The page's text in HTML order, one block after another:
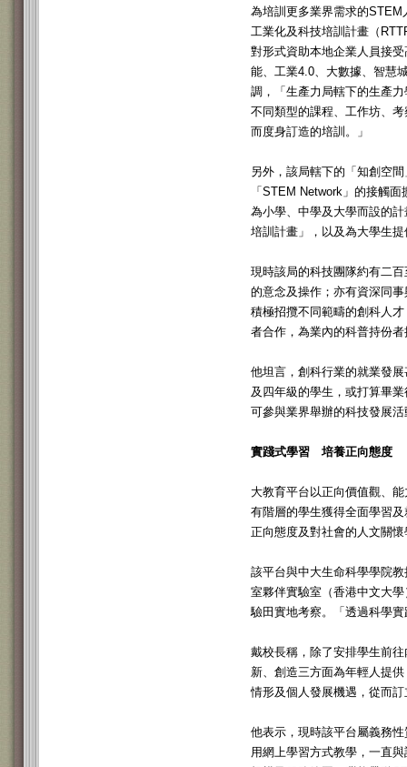
為培訓更多業界需求的
工業化及科技培訓計畫（
對形式資助本地企業人員接
能、工業4.0、大數據、智慧
調，「生產力局轄下的生產
不同類型的課程、工作坊、
而度身訂造的培訓。」
另外，該局轄下的「知創空
「STEM Network」的接觸
為小學、中學及大學而設的
培訓計畫」，以及為大學生
現時該局的科技團隊約有二
的意念及操作；亦有資深同
積極招攬不同範疇的創科人
者合作，為業內的科普持份
他坦言，創科行業的就業發
及四年級的學生，或打算畢
可參與業界舉辦的科技發展
實踐式學習 培養正向態度
大教育平台以正向價值觀、
有階層的學生獲得全面學習
正向態度及對社會的人文關
該平台與中大生命科學學院
室夥伴實驗室（香港中文大
驗田實地考察。「透過科學
戴校長稱，除了安排學生前
新、創造三方面為年輕人提
情形及個人發展機遇，從而
他表示，現時該平台屬義務
用網上學習方式教學，一直